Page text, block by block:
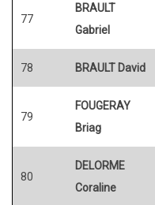
77
BRAULT
Gabriel
78 BRAULT David
79
FOUGERAY
Briag
80
DELORME
Coraline